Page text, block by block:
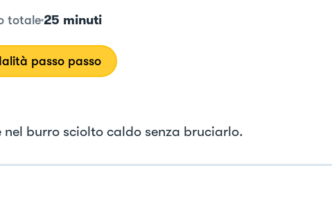
totale 25 minuti
passo passo
nel burro sciolto caldo senza bruciarlo.